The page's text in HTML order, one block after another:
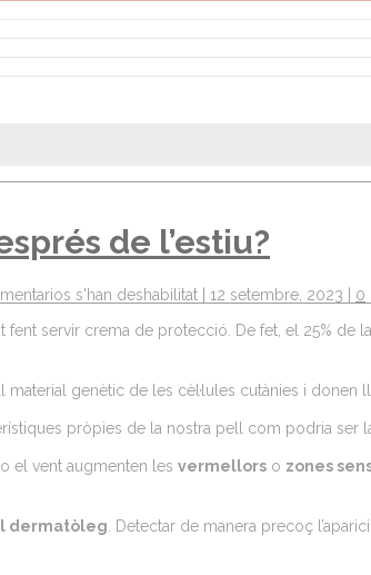
de l’estiu?
s'han deshabilitat 12 setembre, 2023
0
fent servir crema de protecció. De fet, el 25%
material genètic de les cèl·lules cutànies i donen
pròpies de la nostra pell com podria ser
el vent augmenten les vermellors o zones
dermatòleg . Detectar de manera precoç